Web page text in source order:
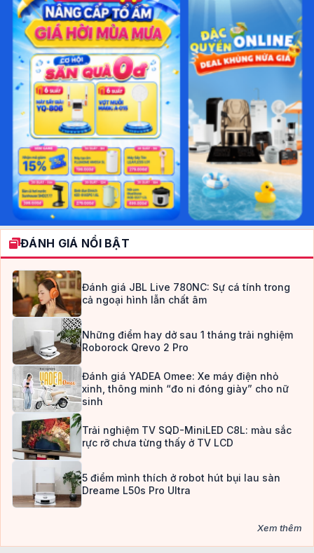
ĐÁNH GIÁ NỔI BẬT
Đánh giá JBL Live 780NC: Sự cá tính trong
cả ngoại hình lẫn chất âm
Những điểm hay dở sau 1 tháng trải nghiệm
Roborock Qrevo 2 Pro
Đánh giá YADEA Omee: Xe máy điện nhỏ
xinh, thông minh “đo ni đóng giày” cho nữ
sinh
Trải nghiệm TV SQD-MiniLED C8L: màu sắc
rực rỡ chưa từng thấy ở TV LCD
5 điểm mình thích ở robot hút bụi lau sàn
Dreame L50s Pro Ultra
Xem thêm